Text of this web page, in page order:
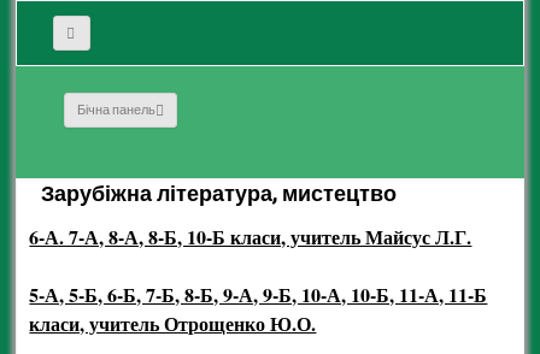
Бічна панель
Зарубіжна література, мистецтво
6-А. 7-А, 8-А, 8-Б, 10-Б класи, учитель Майсус Л.Г.
5-А, 5-Б, 6-Б, 7-Б, 8-Б, 9-А, 9-Б, 10-А, 10-Б, 11-А, 11-Б
класи, учитель Отрощенко Ю.О.